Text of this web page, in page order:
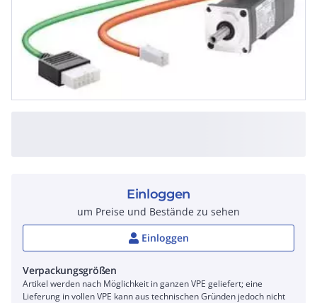
Einloggen
um Preise und Bestände zu sehen
Einloggen
Verpackungsgrößen
Artikel werden nach Möglichkeit in ganzen VPE geliefert; eine
Lieferung in vollen VPE kann aus technischen Gründen jedoch nicht